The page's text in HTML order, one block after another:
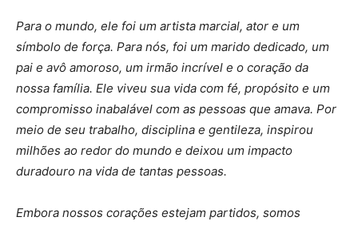
Para o mundo, ele foi um artista marcial, ator e um
símbolo de força. Para nós, foi um marido dedicado, um
pai e avô amoroso, um irmão incrível e o coração da
nossa família. Ele viveu sua vida com fé, propósito e um
compromisso inabalável com as pessoas que amava. Por
meio de seu trabalho, disciplina e gentileza, inspirou
milhões ao redor do mundo e deixou um impacto
duradouro na vida de tantas pessoas.
Embora nossos corações estejam partidos, somos